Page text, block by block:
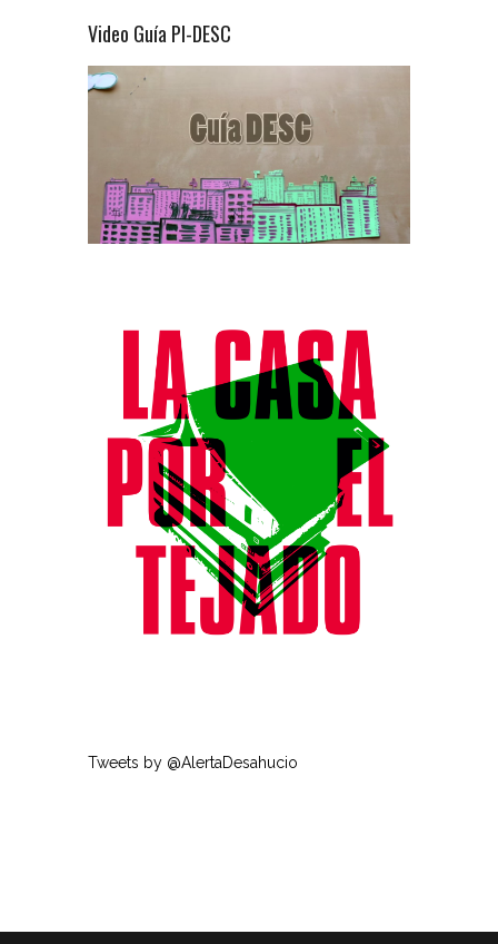
Video Guía PI-DESC
Tweets by @AlertaDesahucio